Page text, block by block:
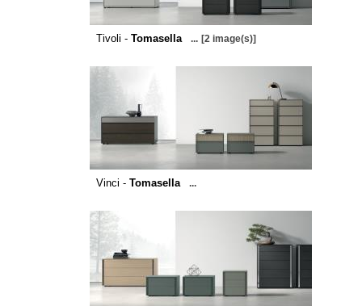
Tivoli - Tomasella ... [2 image(s)]
Vinci - Tomasella ...